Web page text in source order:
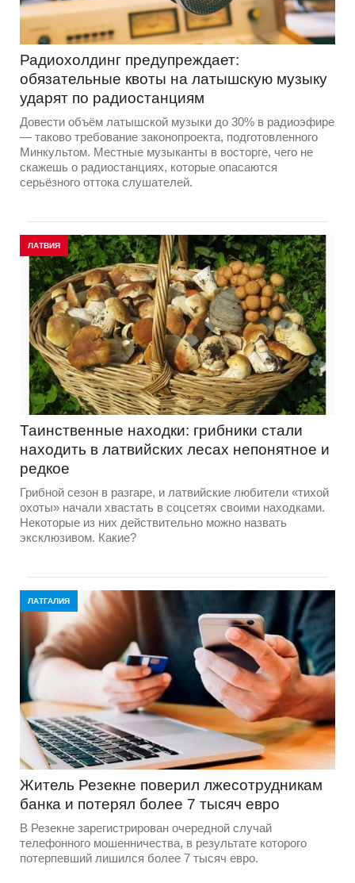
Радиохолдинг предупреждает:
обязательные квоты на латышскую музыку
ударят по радиостанциям
Довести объём латышской музыки до 30% в радиоэфире
— таково требование законопроекта, подготовленного
Минкультом. Местные музыканты в восторге, чего не
скажешь о радиостанциях, которые опасаются
серьёзного оттока слушателей.
ЛАТВИЯ
Таинственные находки: грибники стали
находить в латвийских лесах непонятное и
редкое
Грибной сезон в разгаре, и латвийские любители «тихой
охоты» начали хвастать в соцсетях своими находками.
Некоторые из них действительно можно назвать
эксклюзивом. Какие?
ЛАТГАЛИЯ
Житель Резекне поверил лжесотрудникам
банка и потерял более 7 тысяч евро
В Резекне зарегистрирован очередной случай
телефонного мошенничества, в результате которого
потерпевший лишился более 7 тысяч евро.